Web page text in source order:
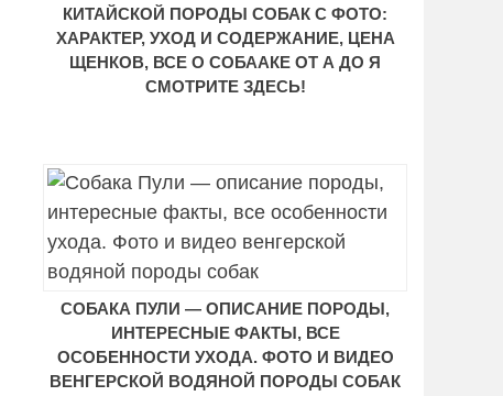
КИТАЙСКОЙ ПОРОДЫ СОБАК С ФОТО:
ХАРАКТЕР, УХОД И СОДЕРЖАНИЕ, ЦЕНА
ЩЕНКОВ, ВСЕ О СОБААКЕ ОТ А ДО Я
СМОТРИТЕ ЗДЕСЬ!
СОБАКА ПУЛИ — ОПИСАНИЕ ПОРОДЫ,
ИНТЕРЕСНЫЕ ФАКТЫ, ВСЕ
ОСОБЕННОСТИ УХОДА. ФОТО И ВИДЕО
ВЕНГЕРСКОЙ ВОДЯНОЙ ПОРОДЫ СОБАК